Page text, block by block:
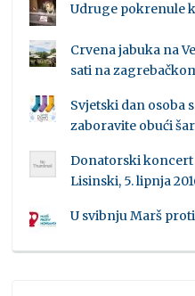
Udruge pokrenule
Crvena jabuka na
sati na
Svjetski dan osoba
zaboravite obući
Donatorski
Lisinski, 5. lipnja
U svibnju Marš